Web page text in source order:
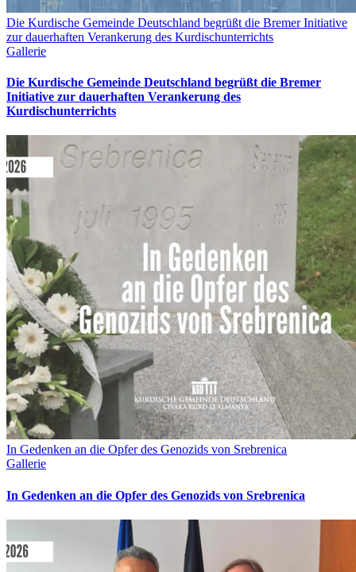
Die Kurdische Gemeinde Deutschland begrüßt die Bremer Initiative
zur dauerhaften Verankerung des Kurdischunterrichts
Gallerie
Die Kurdische Gemeinde Deutschland begrüßt die Bremer
Initiative zur dauerhaften Verankerung des
Kurdischunterrichts
In Gedenken an die Opfer des Genozids von Srebrenica
Gallerie
In Gedenken an die Opfer des Genozids von Srebrenica